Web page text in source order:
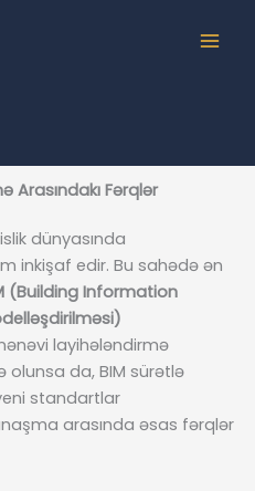
Arasındakı Fərqlər
dünyasında
inkişaf edir. Bu sahədə ən
(Building Information
layihələndirmə
olunsa da, BIM sürətlə
standartlar
arasında əsas fərqlər